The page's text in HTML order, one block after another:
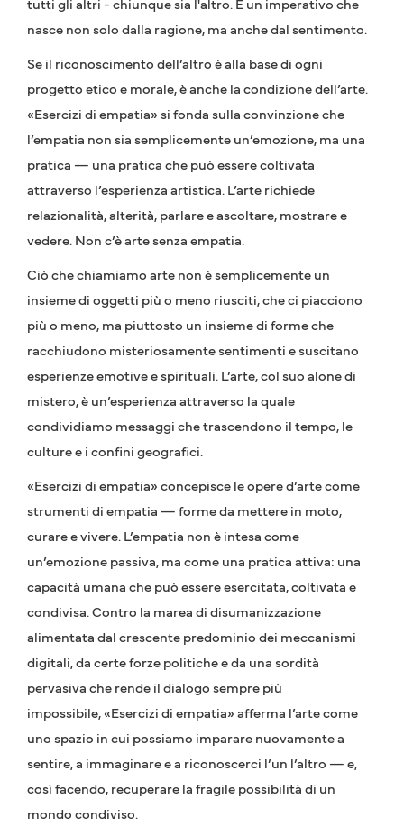
nasce non solo dalla ragione, ma anche dal sentimento.
Se il riconoscimento dell’altro è alla base di ogni
progetto etico e morale, è anche la condizione dell’arte.
«Esercizi di empatia» si fonda sulla convinzione che
l’empatia non sia semplicemente un’emozione, ma una
pratica — una pratica che può essere coltivata
attraverso l’esperienza artistica. L’arte richiede
relazionalità, alterità, parlare e ascoltare, mostrare e
vedere. Non c’è arte senza empatia.
Ciò che chiamiamo arte non è semplicemente un
insieme di oggetti più o meno riusciti, che ci piacciono
più o meno, ma piuttosto un insieme di forme che
racchiudono misteriosamente sentimenti e suscitano
esperienze emotive e spirituali. L’arte, col suo alone di
mistero, è un’esperienza attraverso la quale
condividiamo messaggi che trascendono il tempo, le
culture e i confini geografici.
«Esercizi di empatia» concepisce le opere d’arte come
strumenti di empatia — forme da mettere in moto,
curare e vivere. L’empatia non è intesa come
un’emozione passiva, ma come una pratica attiva: una
capacità umana che può essere esercitata, coltivata e
condivisa. Contro la marea di disumanizzazione
alimentata dal crescente predominio dei meccanismi
digitali, da certe forze politiche e da una sordità
pervasiva che rende il dialogo sempre più
impossibile, «Esercizi di empatia» afferma l’arte come
uno spazio in cui possiamo imparare nuovamente a
sentire, a immaginare e a riconoscerci l’un l’altro — e,
così facendo, recuperare la fragile possibilità di un
mondo condiviso.